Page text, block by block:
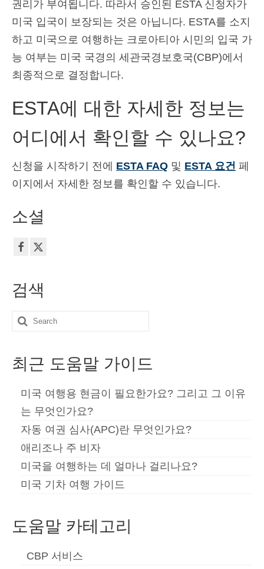
권리가 부여됩니다. 따라서 승인된 ESTA 신청자가
미국 입국이 보장되는 것은 아닙니다. ESTA를 소지
하고 미국으로 여행하는 크로아티아 시민의 입국 가
능 여부는 미국 국경의 세관국경보호국(CBP)에서
최종적으로 결정합니다.
ESTA에 대한 자세한 정보는
어디에서 확인할 수 있나요?
신청을 시작하기 전에 ESTA FAQ 및 ESTA 요건 페
이지에서 자세한 정보를 확인할 수 있습니다.
소셜
검색
Search
최근 도움말 가이드
미국 여행용 현금이 필요한가요? 그리고 그 이유
는 무엇인가요?
자동 여권 심사(APC)란 무엇인가요?
애리조나 주 비자
미국을 여행하는 데 얼마나 걸리나요?
미국 기차 여행 가이드
도움말 카테고리
CBP 서비스